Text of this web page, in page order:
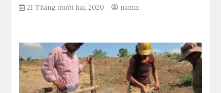
21 Tháng mười hai, 2020 namix